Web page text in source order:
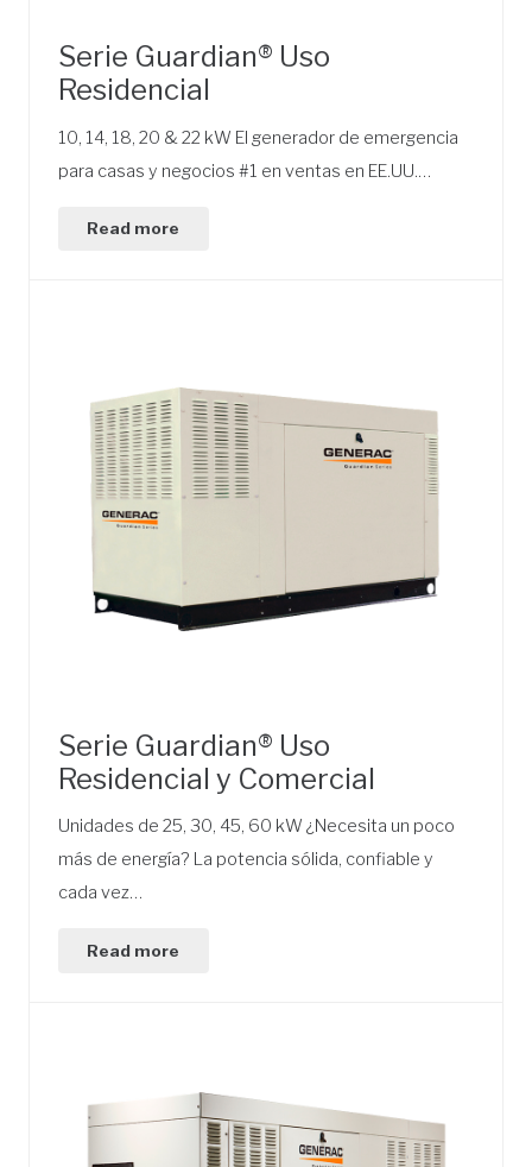
Serie Guardian® Uso
Residencial
10, 14, 18, 20 & 22 kW El generador de emergencia
para casas y negocios #1 en ventas en EE.UU.…
Read more
Serie Guardian® Uso
Residencial y Comercial
Unidades de 25, 30, 45, 60 kW ¿Necesita un poco
más de energía? La potencia sólida, confiable y
cada vez…
Read more